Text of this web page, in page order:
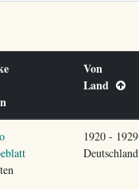
Von
Land
1920 - 1929
Deutschland